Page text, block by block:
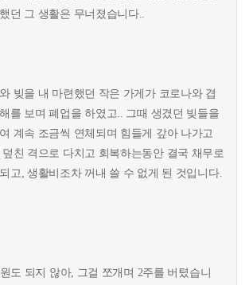
던 그 생활은 무너졌습니다..
빚을 내 마련했던 작은 가게가 코로나와 겹
를 보며 폐업을 하였고.. 그때 생겼던 빚들을
계속 조금씩 연체되며 힘들게 갚아 나가고
친 격으로 다치고 회복하는동안 결국 채무로
고, 생활비조차 꺼내 쓸 수 없게 된 것입니다.
도 되지 않아, 그걸 쪼개며 2주를 버텼습니